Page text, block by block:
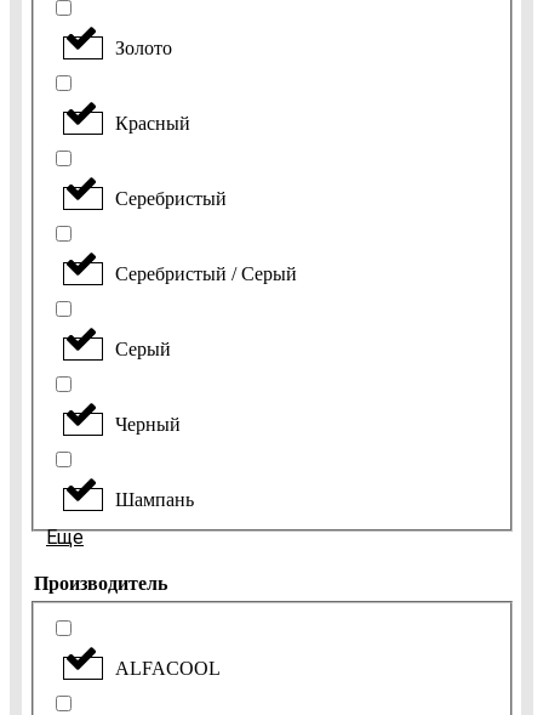
Золото
Красный
Серебристый
Серебристый / Серый
Серый
Черный
Шампань
Еще
Производитель
ALFACOOL